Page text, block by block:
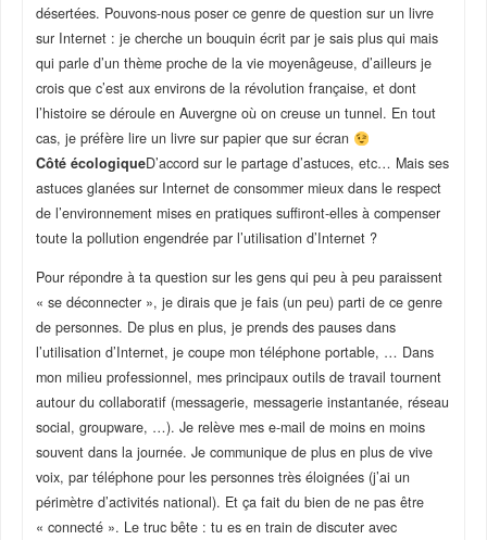
désertées. Pouvons-nous poser ce genre de question sur un livre
sur Internet : je cherche un bouquin écrit par je sais plus qui mais
qui parle d’un thème proche de la vie moyenâgeuse, d’ailleurs je
crois que c’est aux environs de la révolution française, et dont
l’histoire se déroule en Auvergne où on creuse un tunnel. En tout
cas, je préfère lire un livre sur papier que sur écran
Côté écologiqueD’accord sur le partage d’astuces, etc… Mais ses
astuces glanées sur Internet de consommer mieux dans le respect
de l’environnement mises en pratiques suffiront-elles à compenser
toute la pollution engendrée par l’utilisation d’Internet ?
Pour répondre à ta question sur les gens qui peu à peu paraissent
« se déconnecter », je dirais que je fais (un peu) parti de ce genre
de personnes. De plus en plus, je prends des pauses dans
l’utilisation d’Internet, je coupe mon téléphone portable, … Dans
mon milieu professionnel, mes principaux outils de travail tournent
autour du collaboratif (messagerie, messagerie instantanée, réseau
social, groupware, …). Je relève mes e-mail de moins en moins
souvent dans la journée. Je communique de plus en plus de vive
voix, par téléphone pour les personnes très éloignées (j’ai un
périmètre d’activités national). Et ça fait du bien de ne pas être
« connecté ». Le truc bête : tu es en train de discuter avec